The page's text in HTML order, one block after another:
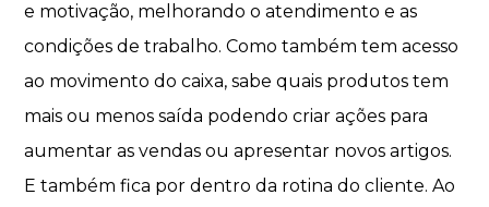
e motivação, melhorando o atendimento e as
condições de trabalho. Como também tem acesso
ao movimento do caixa, sabe quais produtos tem
mais ou menos saída podendo criar ações para
aumentar as vendas ou apresentar novos artigos.
E também fica por dentro da rotina do cliente. Ao